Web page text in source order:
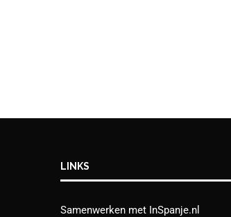
LINKS
Samenwerken met InSpanje.nl